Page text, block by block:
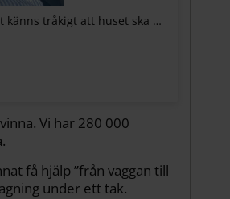
Sophia Lindberg, administrativ chef på Läkarhuset, tycker det känns tråkigt att huset ska rivas. Både för personalen och patienterna. ”Det har känts lite mer familjärt att komma till oss. Närheten mellan mottagningarna har varit vår styrka”, säger hon.
Vi har 280 000
få hjälp ”från vaggan till
under ett tak.